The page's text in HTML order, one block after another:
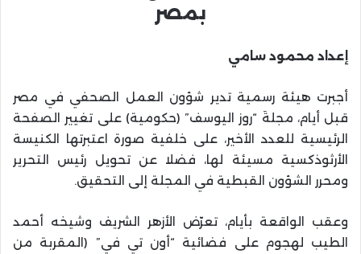
بمصر
إعداد محمود سامي
أجبرت هيئة رسمية تدير شؤون العمل الصحفي في مصر
قبل أيام، مجلةَ “روز اليوسف” (حكومية) على تغيير الصفحة
الرئيسية للعدد الأخير، على خلفية صورة اعتبرتها الكنيسة
الأرثوذكسية مسيئة لها، فضلا عن تحويل رئيس التحرير
ومحرر الشؤون القبطية في المجلة إلى التحقيق.
وعقب الواقعة بأيام، تعرّض الأزهر الشريف وشيخه أحمد
الطيب لهجوم على فضائية “أون تي في” (المقربة من